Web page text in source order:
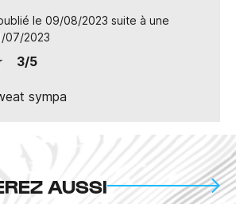
le 09/08/2023 suite à une
07/2023
3/5
sympa
AUSSI